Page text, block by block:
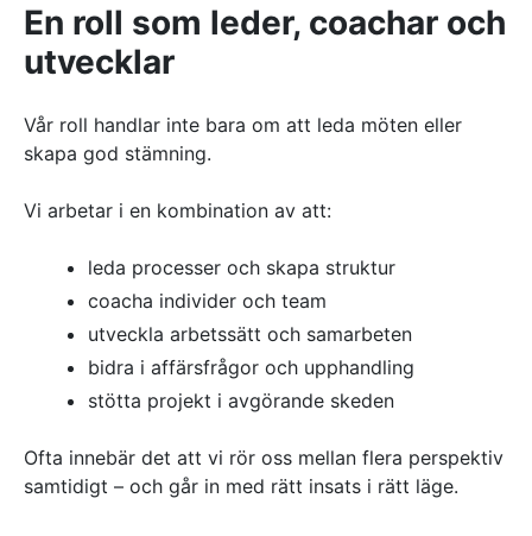
En roll som leder, coachar och
utvecklar
Vår roll handlar inte bara om att leda möten eller
skapa god stämning.
Vi arbetar i en kombination av att:
leda processer och skapa struktur
coacha individer och team
utveckla arbetssätt och samarbeten
bidra i affärsfrågor och upphandling
stötta projekt i avgörande skeden
Ofta innebär det att vi rör oss mellan flera perspektiv
samtidigt – och går in med rätt insats i rätt läge.